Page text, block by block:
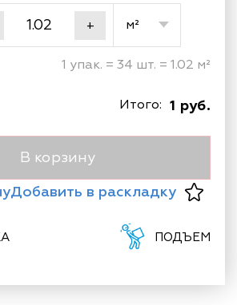
+ м²
1 упак. = 34 шт. = 1.02 м²
1 руб.
Итого:
В корзину
Добавить в раскладку
ПОДЪЕМ